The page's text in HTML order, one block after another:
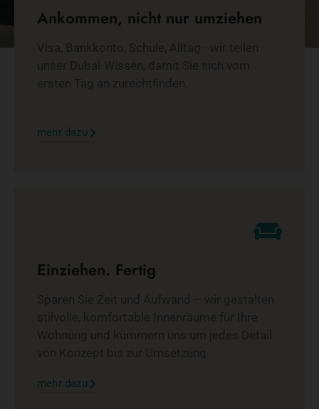
Ankommen, nicht nur umziehen
mehr dazu
Einziehen. Fertig
mehr dazu